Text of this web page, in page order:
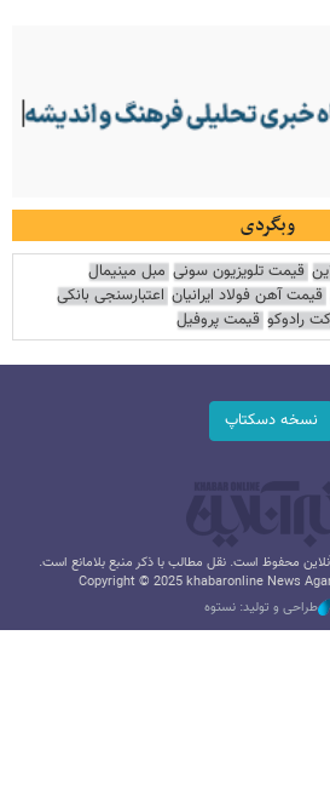
وبگردی
قیمت تلویزیون سونی مبل مینیمال
قیمت آهن فولاد ایرانیان اعتبارسنجی بانکی
رادوکو قیمت پروفیل
نسخه دسکتاپ
محفوظ است. نقل مطالب با ذکر منبع بلامانع است.
Copyright © 2025 khabaronline News
طراحی و تولید: نستوه